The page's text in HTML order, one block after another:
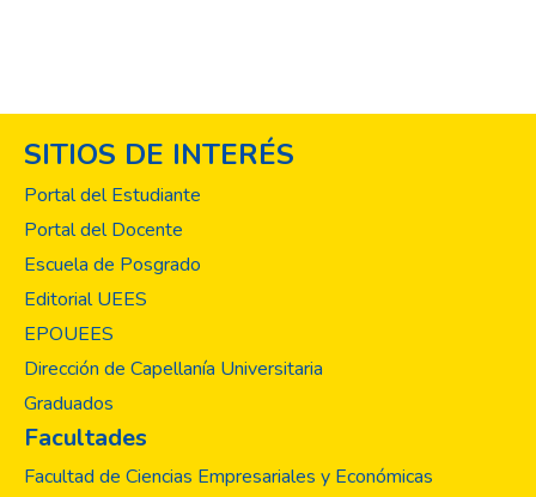
SITIOS DE INTERÉS
Portal del Estudiante
Portal del Docente
Escuela de Posgrado
Editorial UEES
EPOUEES
Dirección de Capellanía Universitaria
Graduados
Facultades
Facultad de Ciencias Empresariales y Económicas